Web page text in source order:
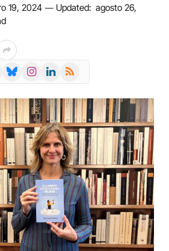
19, 2024 Updated: agosto 26,
BlueskyInstagramLinkedIn
RSS